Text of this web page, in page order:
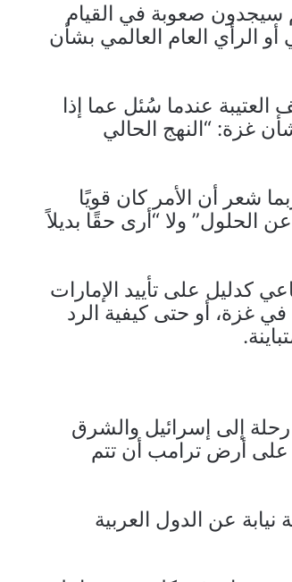
سيجدون صعوبة في القيام
الرأي العام العالمي بشأن
العتيبة عندما سُئل عما إذا
غزة: “النهج الحالي
شعر أن الأمر كان قويًا
ولا “أرى حقًا بديلاً
كدليل على تأييد الإمارات
غزة، أو حتى كيفية الرد
رحلة إلى إسرائيل والشرق
على أرض ترامب أن تتم
عن الدول العربية